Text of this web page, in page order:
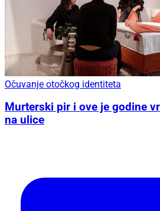
Očuvanje otočkog identiteta
Murterski pir i ove je godine
na ulice